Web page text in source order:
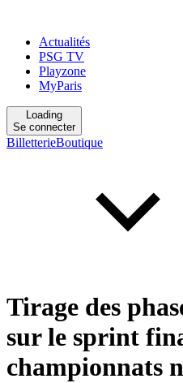
Actualités
PSG TV
Playzone
MyParis
Loading
Se connecter
BilletterieBoutique
Tirage des
sur le sprint
championnats